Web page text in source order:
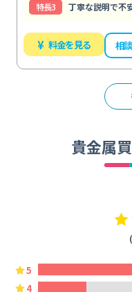
特⻑3
丁寧な説明で不
¥ 料金を見る 相
貴金属
5
4